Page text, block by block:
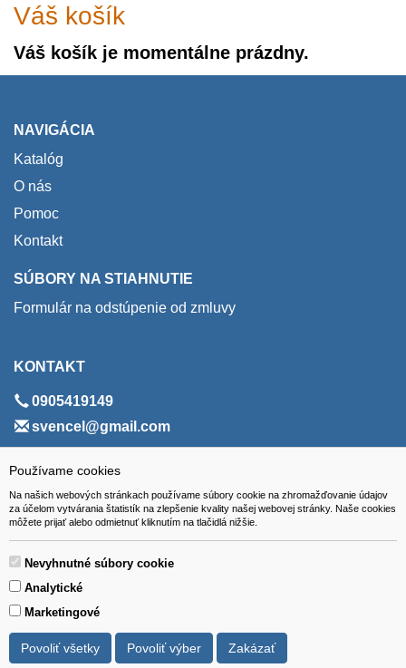
Používame cookies
Na našich webových stránkach používame súbory cookie na zhromažďovanie údajov
za účelom vytvárania štatistík na zlepšenie kvality našej webovej stránky. Naše cookies
môžete prijať alebo odmietnuť kliknutím na tlačidlá nižšie.
Nevyhnutné súbory cookie
Analytické
Marketingové
Povoliť všetky Povoliť výber Zakázať
Váš košík
Váš košík je momentálne prázdny.
NAVIGÁCIA
Katalóg
O nás
Pomoc
Kontakt
SÚBORY NA STIAHNUTIE
Formulár na odstúpenie od zmluvy
KONTAKT
0905419149
svencel@gmail.com
ADRESA
VEST - tech s.r.o.
Hviezdoslavova 280/6, 965 01 Žiar nad Hronom
Slovakia (Slovak Republic)
Všetky ceny sú uvádzané vrátane DPH.